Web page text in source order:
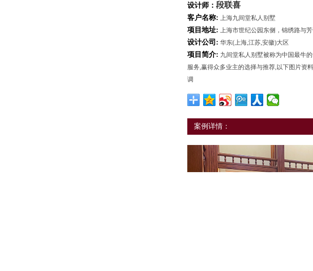
设计师： 段联喜
客户名称: 上海九间堂私人别墅
项目地址: 上海市世纪公园东侧，锦绣路与
设计公司: 华东(上海,江苏,安徽)大区
项目简介: 九间堂私人别墅被称为中国最牛
服务,赢得众多业主的选择与推荐,以下图片资
调
案例详情：